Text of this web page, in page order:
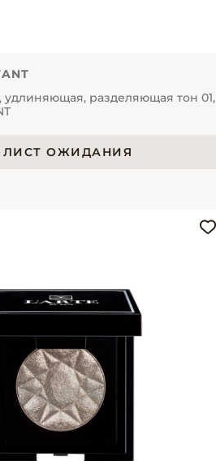
разделяющая тон 01,
ЛИСТ ОЖИДАНИЯ